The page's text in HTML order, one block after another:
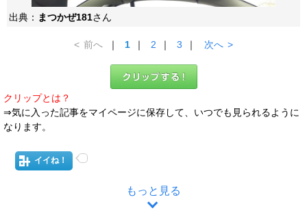
出典： まつかぜ181さん
< 前へ ｜ 1 ｜ 2 ｜ 3 ｜ 次へ >
クリップとは？
⇒気に入った記事をマイページに保存して、いつでも見られるように
なります。
イイね！
もっと見る